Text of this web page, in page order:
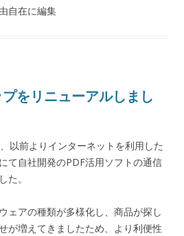
自在に編集
をリニューアルしまし
以前よりインターネットを利用した
て自社開発のPDF活用ソフトの通信
た。
ェアの種類が多様化し、商品が探し
が増えてきましたため、より利便性